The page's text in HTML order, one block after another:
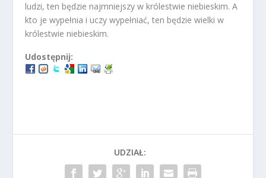
ludzi, ten będzie najmniejszy w królestwie niebieskim. A
kto je wypełnia i uczy wypełniać, ten będzie wielki w
królestwie niebieskim.
Udostępnij:
UDZIAŁ: